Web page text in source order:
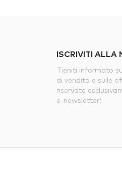
ISCRIVITI ALLA
Tieniti informato
di vendita e sulle
riservate
e-newsletter!